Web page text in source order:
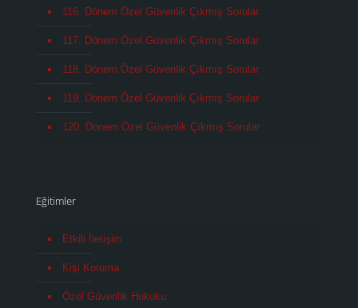
116. Dönem Özel Güvenlik Çıkmış Sorular
117. Dönem Özel Güvenlik Çıkmış Sorular
118. Dönem Özel Güvenlik Çıkmış Sorular
119. Dönem Özel Güvenlik Çıkmış Sorular
120. Dönem Özel Güvenlik Çıkmış Sorular
Eğitimler
Etkili İletişim
Kişi Koruma
Özel Güvenlik Hukuku